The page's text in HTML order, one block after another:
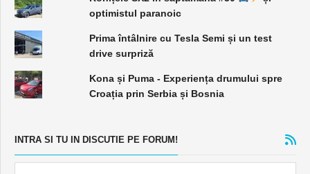
optimistul paranoic
Prima întâlnire cu Tesla Semi și un test
drive surpriză
Kona și Puma - Experiența drumului spre
Croația prin Serbia și Bosnia
INTRA SI TU IN DISCUTIE PE FORUM!